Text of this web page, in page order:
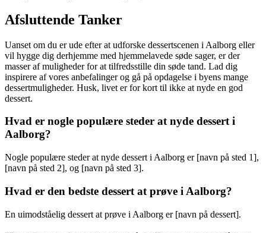
Afsluttende Tanker
Uanset om du er ude efter at udforske dessertscenen i Aalborg eller
vil hygge dig derhjemme med hjemmelavede søde sager, er der
masser af muligheder for at tilfredsstille din søde tand. Lad dig
inspirere af vores anbefalinger og gå på opdagelse i byens mange
dessertmuligheder. Husk, livet er for kort til ikke at nyde en god
dessert.
Hvad er nogle populære steder at nyde dessert i
Aalborg?
Nogle populære steder at nyde dessert i Aalborg er [navn på sted 1],
[navn på sted 2], og [navn på sted 3].
Hvad er den bedste dessert at prøve i Aalborg?
En uimodståelig dessert at prøve i Aalborg er [navn på dessert].